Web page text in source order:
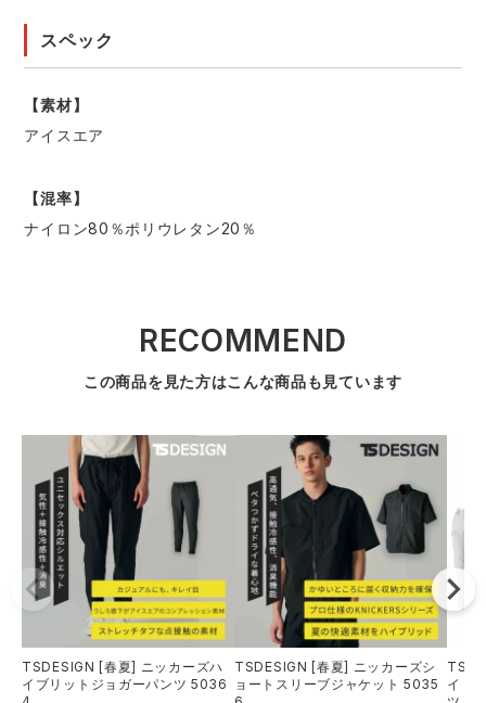
スペック
【素材】
アイスエア
【混率】
ナイロン80％ポリウレタン20％
RECOMMEND
この商品を見た方はこんな商品も見ています
TSDESIGN [春夏] ニッカーズハ
イブリットジョガーパンツ 5036
TSDESIGN [春夏] ニッカーズシ
ョートスリーブジャケット 5035
イト